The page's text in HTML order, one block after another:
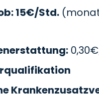
15€/Std.